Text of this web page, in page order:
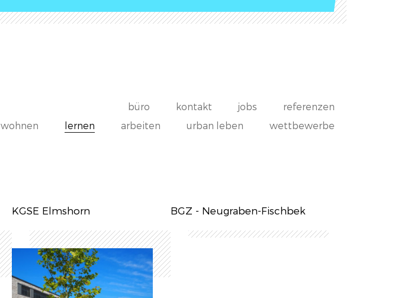
büro kontakt jobs
referenzen
wohnen
lernen arbeiten urban leben wettbewerbe
KGSE Elmshorn BGZ - Neugraben-Fischbek